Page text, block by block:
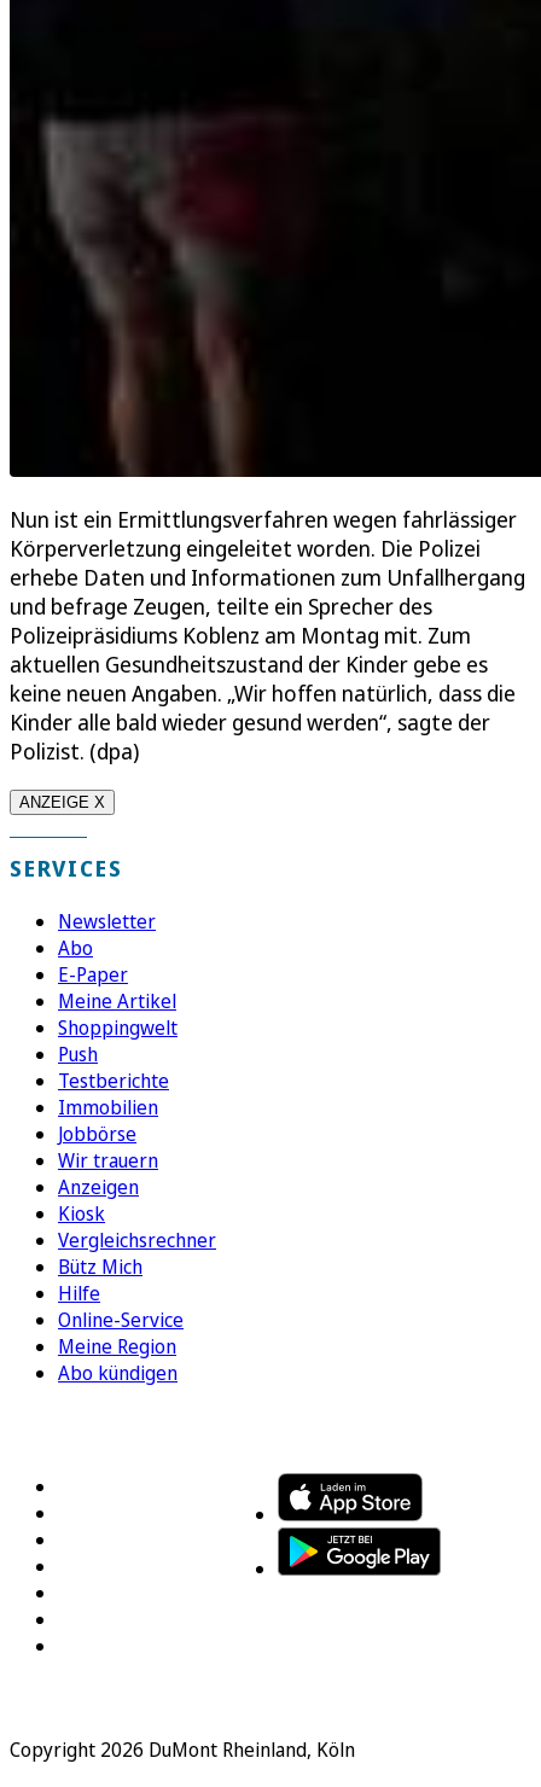
Nun ist ein Ermittlungsverfahren wegen fahrlässiger
Körperverletzung eingeleitet worden. Die Polizei
erhebe Daten und Informationen zum Unfallhergang
und befrage Zeugen, teilte ein Sprecher des
Polizeipräsidiums Koblenz am Montag mit. Zum
aktuellen Gesundheitszustand der Kinder gebe es
keine neuen Angaben. „Wir hoffen natürlich, dass die
Kinder alle bald wieder gesund werden“, sagte der
Polizist. (dpa)
ANZEIGE X
SERVICES
Newsletter
Abo
E-Paper
Meine Artikel
Shoppingwelt
Push
Testberichte
Immobilien
Jobbörse
Wir trauern
Anzeigen
Kiosk
Vergleichsrechner
Bütz Mich
Hilfe
Online-Service
Meine Region
Abo kündigen
Copyright 2026 DuMont Rheinland, Köln